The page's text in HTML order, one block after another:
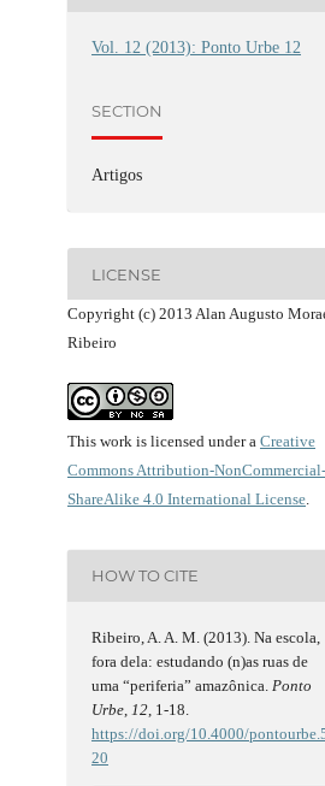
Vol. 12 (2013): Ponto Urbe 12
SECTION
Artigos
LICENSE
Copyright (c) 2013 Alan Augusto
Ribeiro
This work is licensed under a Creative
Commons Attribution-NonCommercial-
ShareAlike 4.0 International License
HOW TO CITE
Ribeiro, A. A. M. (2013). Na escola,
fora dela: estudando (n)as ruas de
uma “periferia” amazônica. Ponto
Urbe 12 , 1-18.
https://doi.org/10.4000/
20